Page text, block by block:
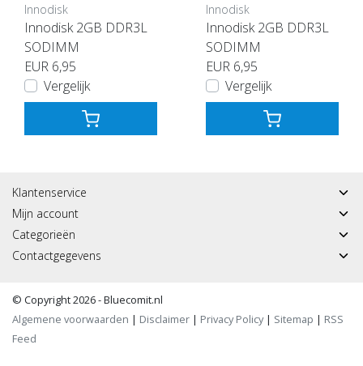
Innodisk
Innodisk 2GB DDR3L
SODIMM
EUR 6,95
Vergelijk
Innodisk
Innodisk 2GB DDR3L
SODIMM
EUR 6,95
Vergelijk
Klantenservice
Mijn account
Categorieën
Contactgegevens
© Copyright 2026 - Bluecomit.nl
Algemene voorwaarden | Disclaimer | Privacy Policy| Sitemap | RSS
Feed